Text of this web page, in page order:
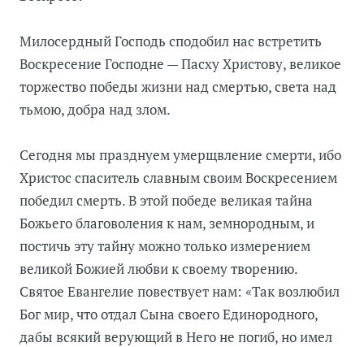
Милосердный Господь сподобил нас встретить
Воскресение Господне — Пасху Христову, великое
торжество победы жизни над смертью, света над
тьмою, добра над злом.
Сегодня мы празднуем умерщвление смерти, ибо
Христос спаситель славным своим Воскресением
победил смерть. В этой победе великая тайна
Божьего благоволения к нам, земнородным, и
постичь эту тайну можно только измерением
великой Божией любви к своему творению.
Святое Евангелие повествует нам: «Так возлюбил
Бог мир, что отдал Сына своего Единородного,
дабы всякий верующий в Него не погиб, но имел